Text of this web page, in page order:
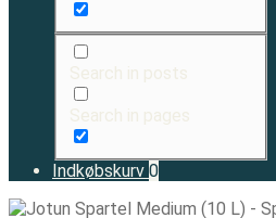
Search in posts
Search in pages
Indkøbskurv 0